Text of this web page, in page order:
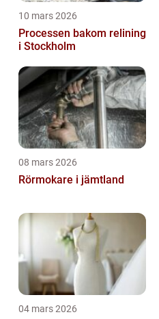
10 mars 2026
Processen bakom relining
i Stockholm
08 mars 2026
Rörmokare i jämtland
04 mars 2026